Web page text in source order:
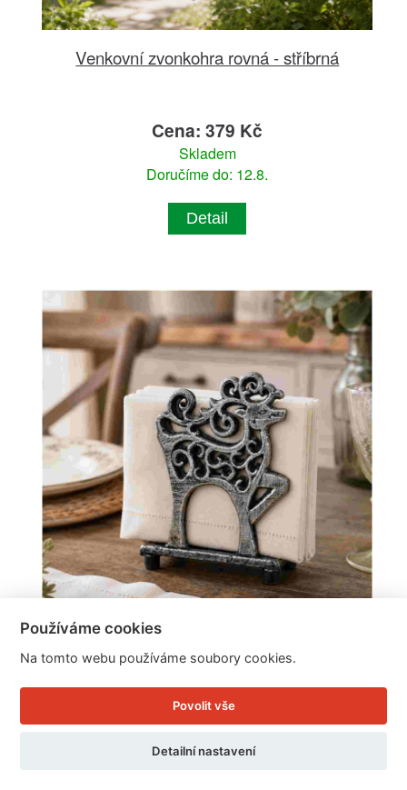
Venkovní zvonkohra rovná - stříbrná
Cena: 379 Kč
Skladem
Doručíme do: 12.8.
Detail
Stojan na ubrousky stříbrný jelen 10 x 14,5 x 10
cm litina
Cena: 99 Kč
Používáme cookies
Na tomto webu používáme soubory cookies.
Povolit vše
Detailní nastavení